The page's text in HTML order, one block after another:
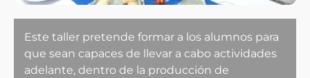
Este taller pretende formar a los alumnos para
que sean capaces de llevar a cabo actividades
adelante, dentro de la producción de